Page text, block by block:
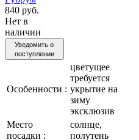
840 руб.
Нет в
наличии
Уведомить о
поступлении
Особенности :
цветущее
требуется
укрытие на
зиму
эксклюзив
Место
посадки :
солнце,
полутень